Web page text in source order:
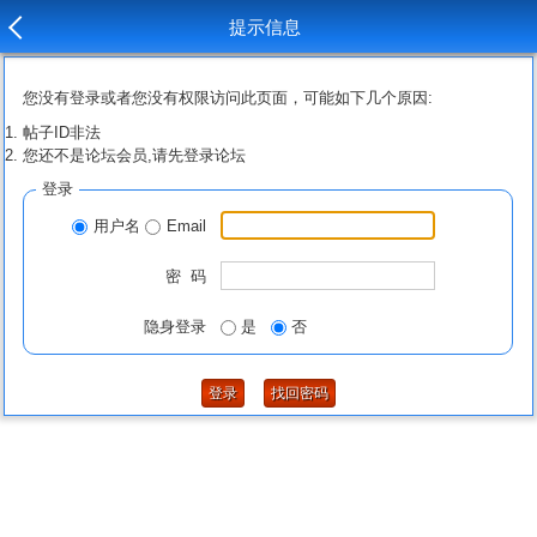
提示信息
您没有登录或者您没有权限访问此页面，可能如下几个原因:
帖子ID非法
您还不是论坛会员,请先登录论坛
登录
用户名 Email
密 码
隐身登录 是 否